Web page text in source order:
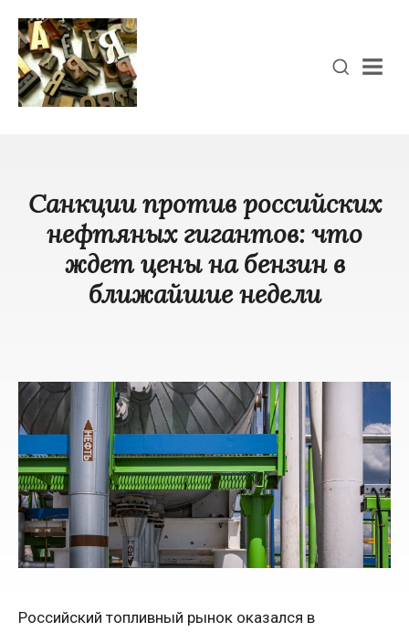
Санкции против российских
нефтяных гигантов: что
ждет цены на бензин в
ближайшие недели
Российский топливный рынок оказался в